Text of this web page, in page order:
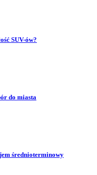
SUV-ów?
do miasta
średnioterminowy